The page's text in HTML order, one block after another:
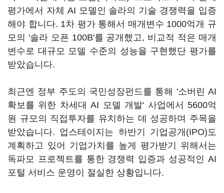
평가에서 자체 AI 모델인 솔라의 기술 경쟁력을 입증
해야 합니다. 1차 평가 통해서 매개변수 1000억개 규
모의 '솔라 오픈 100B'를 공개했고, 비교적 적은 매개
변수로 대규모 모델 수준의 성능을 구현했단 평가를
받았습니다.
최근엔 정부 주도의 국민성장펀드를 통해 '소버린 AI
확보를 위한 차세대 AI 모델 개발' 사업에서 5600억
원 규모의 직접투자를 유치하는 데 성공하며 주목을
받았습니다. 업스테이지는 하반기 기업공개(IPO)도
계획하고 있어 기업가치를 높게 평가받기 위해서는
독파모 프로젝트를 통한 경쟁력 입증과 성공적인 AI
포털 서비스 운영이 절실한 상황입니다.